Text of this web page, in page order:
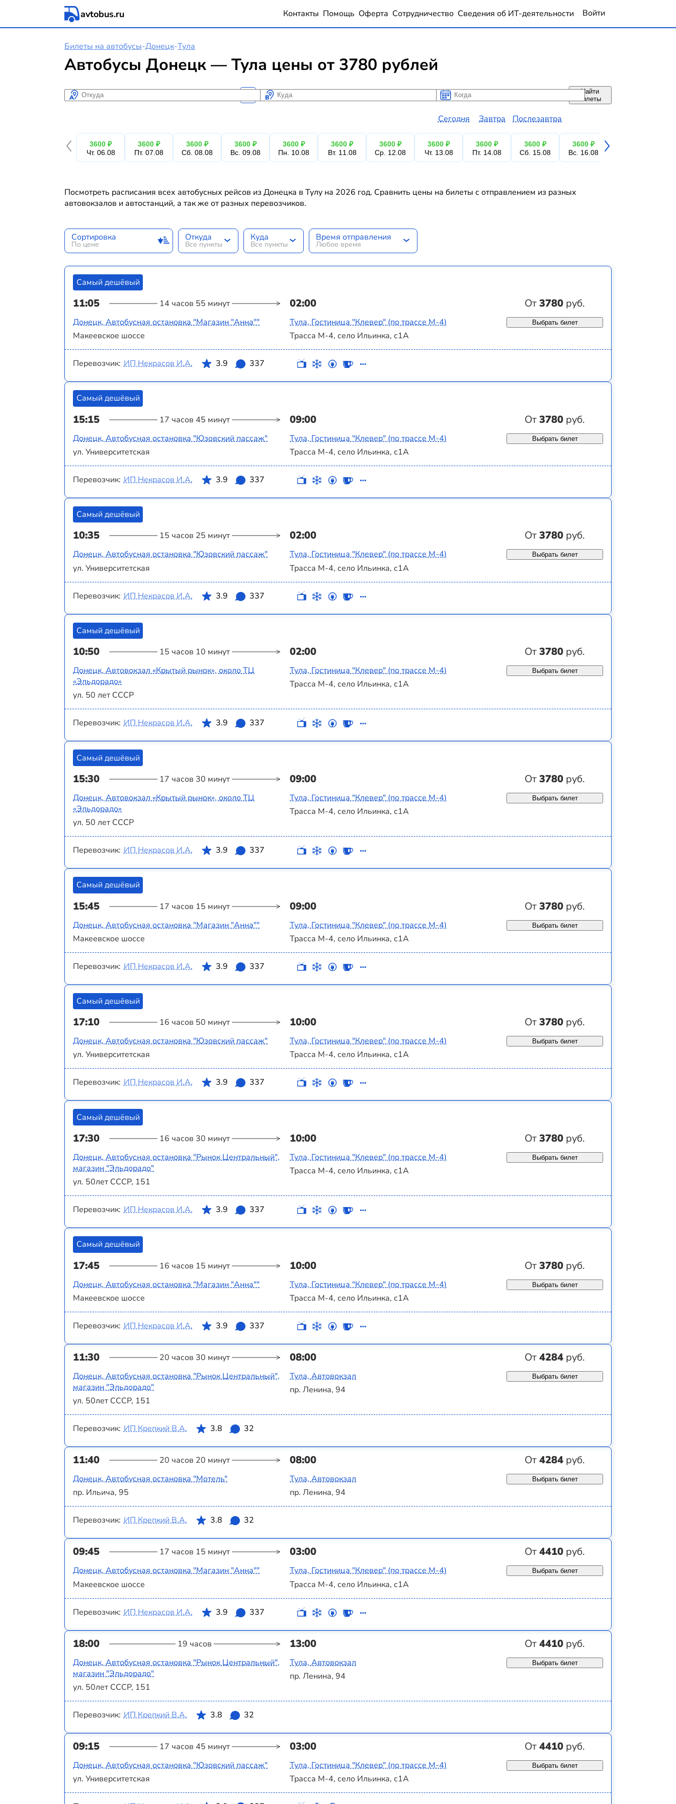
avtobus.ru Контакты Помощь Оферта Сотрудничество Сведения об ИТ-деятельности Войти
Билеты на автобусы-Донецк-Тула
Автобусы Донецк — Тула цены от 3780 рублей
Откуда Куда Когда
Когда
Сегодня Завтра Послезавтра
Найти
билеты
3600 ₽
Чт. 06.08
3600 ₽
Пт. 07.08
3600 ₽
Сб. 08.08
3600 ₽
Вс. 09.08
3600 ₽
Пн. 10.08
3600 ₽
Вт. 11.08
3600 ₽
Ср. 12.08
3600 ₽
Чт. 13.08
3600 ₽
Пт. 14.08
3600 ₽
Сб. 15.08
3600 ₽
Вс. 16.08
Посмотреть расписания всех автобусных рейсов из Донецка в Тулу на 2026 год. Сравнить цены на билеты с отправлением из разных
автовокзалов и автостанций, а так же от разных перевозчиков.
Сортировка
По цене
Откуда
Все пункты
Куда
Все пункты
Время отправления
Любое время
Самый дешёвый
11:05 14 часов 55 минут 02:00 От3780 руб.
Донецк, Автобусная остановка "Магазин "Анна""
Макеевское шоссе
Тула, Гостиница "Клевер" (по трассе М-4)
Трасса М-4, село Ильинка, с1А
Выбрать билет
Перевозчик: ИП Некрасов И.А. 3.9 337
Самый дешёвый
15:15 17 часов 45 минут 09:00 От3780 руб.
Донецк, Автобусная остановка "Юзовский пассаж"
ул. Университетская
Тула, Гостиница "Клевер" (по трассе М-4)
Трасса М-4, село Ильинка, с1А
Выбрать билет
Перевозчик: ИП Некрасов И.А. 3.9 337
Самый дешёвый
10:35 15 часов 25 минут 02:00 От3780 руб.
Донецк, Автобусная остановка "Юзовский пассаж"
ул. Университетская
Тула, Гостиница "Клевер" (по трассе М-4)
Трасса М-4, село Ильинка, с1А
Выбрать билет
Перевозчик: ИП Некрасов И.А. 3.9 337
Самый дешёвый
10:50 15 часов 10 минут 02:00 От3780 руб.
Донецк, Автовокзал «Крытый рынок», около ТЦ
«Эльдорадо»
ул. 50 лет СССР
Тула, Гостиница "Клевер" (по трассе М-4)
Трасса М-4, село Ильинка, с1А
Выбрать билет
Перевозчик: ИП Некрасов И.А. 3.9 337
Самый дешёвый
15:30 17 часов 30 минут 09:00 От3780 руб.
Донецк, Автовокзал «Крытый рынок», около ТЦ
«Эльдорадо»
ул. 50 лет СССР
Тула, Гостиница "Клевер" (по трассе М-4)
Трасса М-4, село Ильинка, с1А
Выбрать билет
Перевозчик: ИП Некрасов И.А. 3.9 337
Самый дешёвый
15:45 17 часов 15 минут 09:00 От3780 руб.
Донецк, Автобусная остановка "Магазин "Анна""
Макеевское шоссе
Тула, Гостиница "Клевер" (по трассе М-4)
Трасса М-4, село Ильинка, с1А
Выбрать билет
Перевозчик: ИП Некрасов И.А. 3.9 337
Самый дешёвый
17:10 16 часов 50 минут 10:00 От3780 руб.
Донецк, Автобусная остановка "Юзовский пассаж"
ул. Университетская
Тула, Гостиница "Клевер" (по трассе М-4)
Трасса М-4, село Ильинка, с1А
Выбрать билет
Перевозчик: ИП Некрасов И.А. 3.9 337
Самый дешёвый
17:30 16 часов 30 минут 10:00 От3780 руб.
Донецк, Автобусная остановка "Рынок Центральный",
магазин "Эльдорадо"
ул. 50лет СССР, 151
Тула, Гостиница "Клевер" (по трассе М-4)
Трасса М-4, село Ильинка, с1А
Выбрать билет
Перевозчик: ИП Некрасов И.А. 3.9 337
Самый дешёвый
17:45 16 часов 15 минут 10:00 От3780 руб.
Донецк, Автобусная остановка "Магазин "Анна""
Макеевское шоссе
Тула, Гостиница "Клевер" (по трассе М-4)
Трасса М-4, село Ильинка, с1А
Выбрать билет
Перевозчик: ИП Некрасов И.А. 3.9 337
11:30 20 часов 30 минут 08:00 От4284 руб.
Донецк, Автобусная остановка "Рынок Центральный",
магазин "Эльдорадо"
ул. 50лет СССР, 151
Тула, Автовокзал
пр. Ленина, 94
Выбрать билет
Перевозчик: ИП Крепкий В.А. 3.8 32
11:40 20 часов 20 минут 08:00 От4284 руб.
Донецк, Автобусная остановка "Мотель"
пр. Ильича, 95
Тула, Автовокзал
пр. Ленина, 94
Выбрать билет
Перевозчик: ИП Крепкий В.А. 3.8 32
09:45 17 часов 15 минут 03:00 От4410 руб.
Донецк, Автобусная остановка "Магазин "Анна""
Макеевское шоссе
Тула, Гостиница "Клевер" (по трассе М-4)
Трасса М-4, село Ильинка, с1А
Выбрать билет
Перевозчик: ИП Некрасов И.А. 3.9 337
18:00 19 часов 13:00 От4410 руб.
Донецк, Автобусная остановка "Рынок Центральный",
магазин "Эльдорадо"
ул. 50лет СССР, 151
Тула, Автовокзал
пр. Ленина, 94
Выбрать билет
Перевозчик: ИП Крепкий В.А. 3.8 32
09:15 17 часов 45 минут 03:00 От4410 руб.
Донецк, Автобусная остановка "Юзовский пассаж"
ул. Университетская
Тула, Гостиница "Клевер" (по трассе М-4)
Трасса М-4, село Ильинка, с1А
Выбрать билет